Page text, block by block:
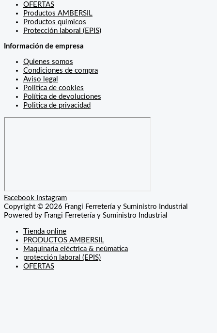
OFERTAS
Productos AMBERSIL
Productos quimicos
Protección laboral (EPIS)
Información de empresa
Quienes somos
Condiciones de compra
Aviso legal
Politica de cookies
Política de devoluciones
Politica de privacidad
Facebook Instagram
Copyright © 2026 Frangi Ferretería y Suministro Industrial
Powered by Frangi Ferretería y Suministro Industrial
Tienda online
PRODUCTOS AMBERSIL
Maquinaría eléctrica & neúmatica
protección laboral (EPIS)
OFERTAS